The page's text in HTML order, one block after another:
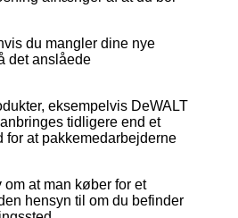
du mangler dine nye
det anslåede
eksempelvis DeWALT
tidligere end et
for at pakkemedarbejderne
at man køber for et
hensyn til om du befinder